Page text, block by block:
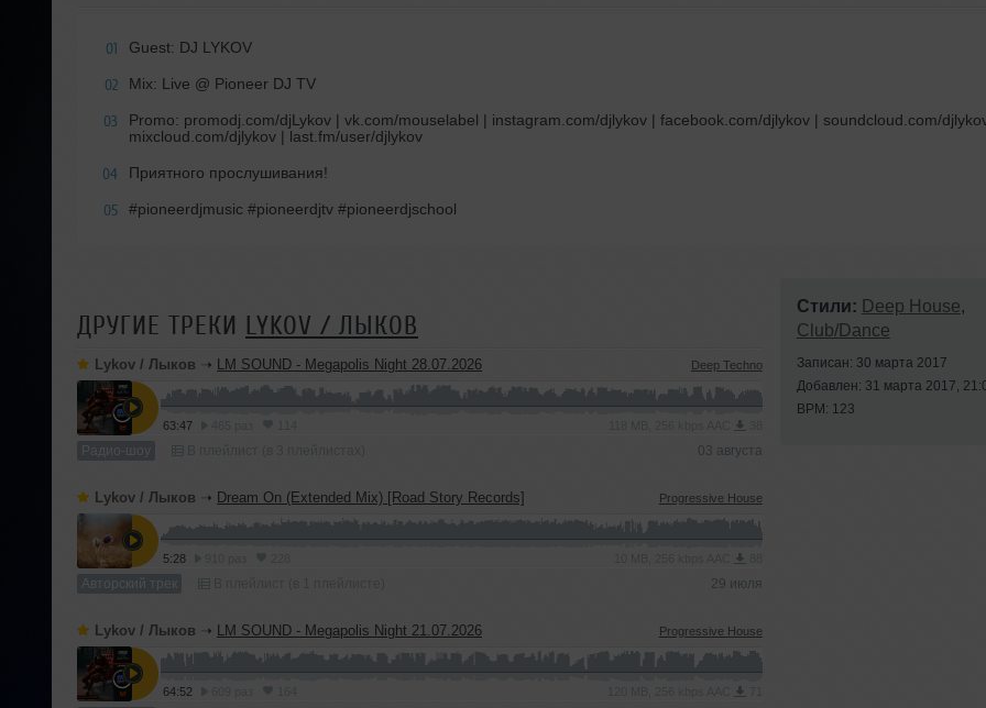
01 Guest: DJ LYKOV
02 Mix: Live @ Pioneer DJ TV
03
Promo: promodj.com/djLykov | vk.com/mouselabel | instagram.com/djlykov | facebook.com/djlykov | soundcloud.com/
mixcloud.com/djlykov | last.fm/user/djlykov
04 Приятного прослушивания!
05 #pioneerdjmusic #pioneerdjtv #pioneerdjschool
ДРУГИЕ ТРЕКИ LYKOV / ЛЫКОВ
Lykov / Лыков ➝ LM SOUND - Megapolis Night 28.07.2026 Deep Techno
63:47
Радио-шоу 03 августа
Lykov / Лыков ➝ Dream On (Extended Mix) [Road Story Records] Progressive House
5:28
Авторский трек 29 июля
Lykov / Лыков ➝ LM SOUND - Megapolis Night 21.07.2026 Progressive House
64:52
Стили: Deep House,
Club/Dance
Записан: 30 марта 2017
Добавлен: 31 марта 2017,
BPM: 123